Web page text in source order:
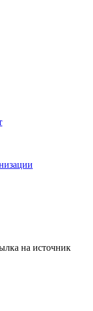
на источник